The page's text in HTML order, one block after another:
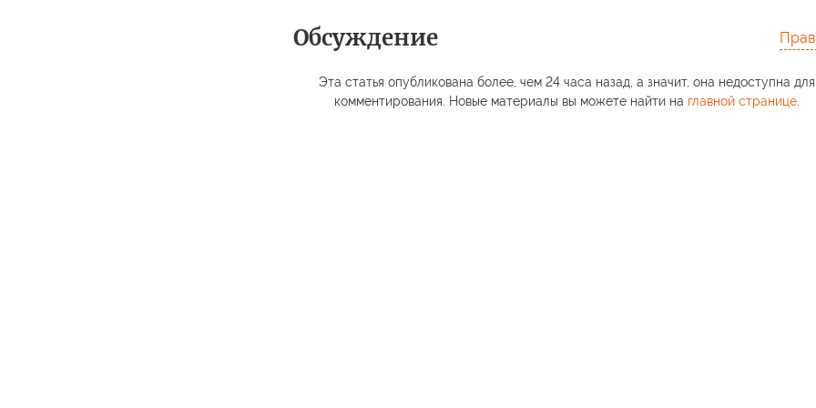
Обсуждение
Эта статья опубликована более, чем 24 часа назад, а значит, она недоступна для
комментирования. Новые материалы вы можете найти на главной странице.